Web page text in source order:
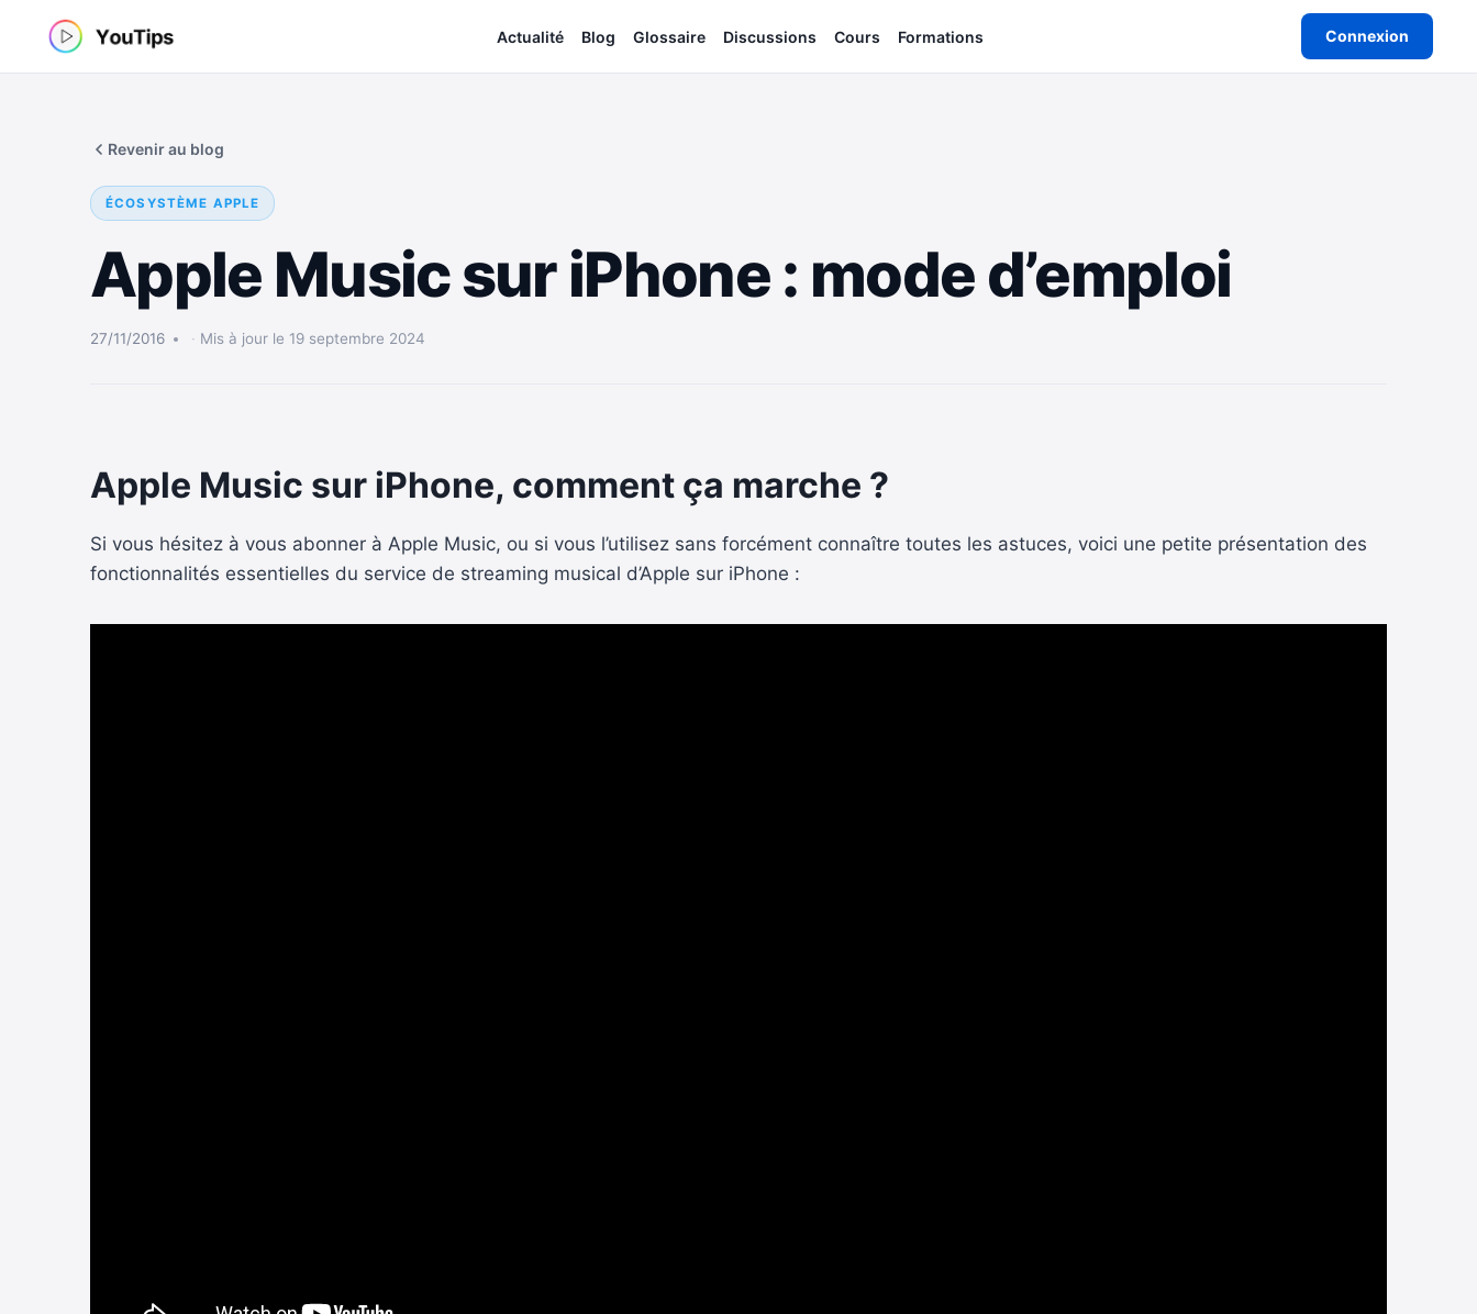
Actualité Blog Glossaire Discussions Cours Formations Connexion
Revenir au blog
ÉCOSYSTÈME APPLE
Apple Music sur iPhone : mode d’emploi
27/11/2016 Mis à jour le 19 septembre 2024
Apple Music sur iPhone, comment ça marche ?
Si vous hésitez à vous abonner à Apple Music, ou si vous l’utilisez sans forcément connaître toutes les astuces, voici une petite présentation des
fonctionnalités essentielles du service de streaming musical d’Apple sur iPhone :